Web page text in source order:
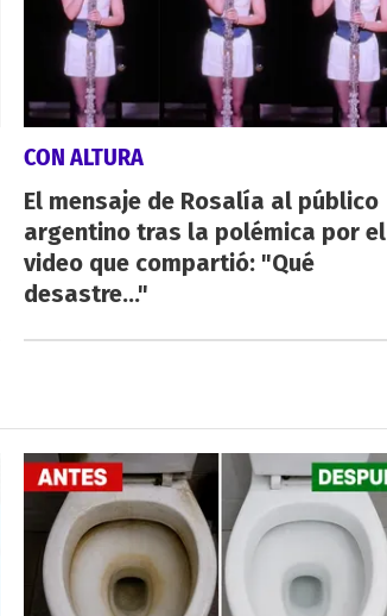
CON ALTURA
El mensaje de Rosalía al público
argentino tras la polémica por el
video que compartió: "Qué
desastre..."